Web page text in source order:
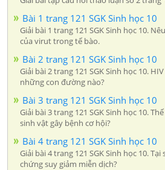
Bài 1 trang 121 SGK Sinh học 10
Giải bài 1 trang 121 SGK Sinh học 10.
của virut trong tế bào.
Bài 2 trang 121 SGK Sinh học 10
Giải bài 2 trang 121 SGK Sinh học 10.
những con đường nào?
Bài 3 trang 121 SGK Sinh học 10
Giải bài 3 trang 121 SGK Sinh học 10.
sinh vật gây bệnh cơ hội?
Bài 4 trang 121 SGK Sinh học 10
Giải bài 4 trang 121 SGK Sinh học 10.
chứng suy giảm miễn dịch?